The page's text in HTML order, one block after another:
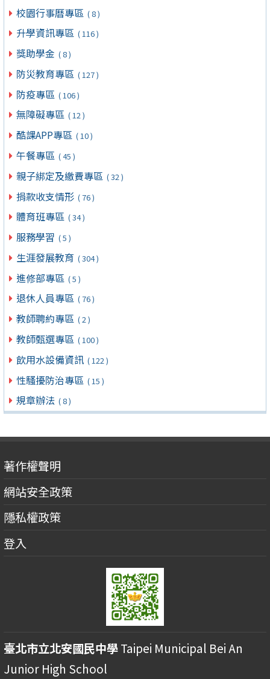
校園行事曆專區 ( 8 )
升學資訊專區 ( 116 )
獎助學金 ( 8 )
防災教育專區 ( 127 )
防疫專區 ( 106 )
無障礙專區 ( 12 )
酷課APP專區 ( 10 )
午餐專區 ( 45 )
親子綁定及繳費專區 ( 32 )
捐款收支情形 ( 76 )
體育班專區 ( 34 )
服務學習 ( 5 )
生涯發展教育 ( 304 )
進修部專區 ( 5 )
退休人員專區 ( 76 )
教師聘約專區 ( 2 )
教師甄選專區 ( 100 )
飲用水設備資訊 ( 122 )
性騷擾防治專區 ( 15 )
規章辦法 ( 8 )
著作權聲明
網站安全政策
隱私權政策
登入
臺北市立北安國民中學Taipei Municipal Bei An
Junior High School